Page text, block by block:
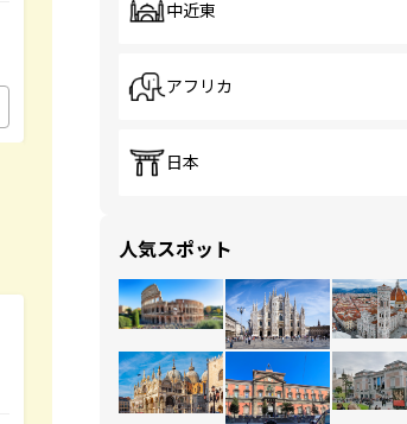
中近東
アフリカ
日本
人気スポット